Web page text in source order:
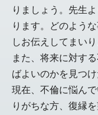
りましょう。先生
ります。どのよう
しお伝えしてまいり
また、将来に対す
ばよいのかを見つ
現在、不倫に悩ん
りがちな方、復縁